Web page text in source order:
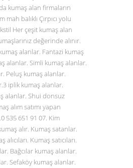
kumaş alan firmaların
balıklı Çırpıcı yolu
Her çeşit kumaş alan
değerinde alınır.
alanlar. Fantazi kumaş
alanlar. Simli kumaş alanlar.
Peluş kumaş alanlar.
iplik kumaş alanlar.
alanlar. Shui donsuz
alım satımı yapan
535 651 91 07. Kim
alır. Kumaş satanlar.
alıcıları. Kumaş satıcıları.
Bağcılar kumaş alanlar.
Sefaköy kumaş alanlar.